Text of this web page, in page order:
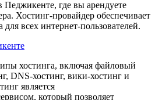
Педжикенте, где вы арендуете
Хостинг-провайдер обеспечивает
для всех интернет-пользователей.
хостинга, включая файловый
DNS-хостинг, вики-хостинг и
является
который позволяет